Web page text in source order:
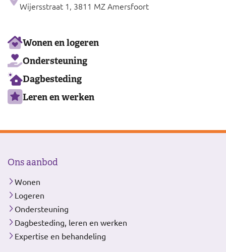
Wijersstraat 1, 3811 MZ Amersfoort
Ons
aanbod
Wonen en logeren
Ondersteuning
Dagbesteding
Leren en werken
Ons aanbod
Wonen
Logeren
Ondersteuning
Dagbesteding, leren en werken
Expertise en behandeling